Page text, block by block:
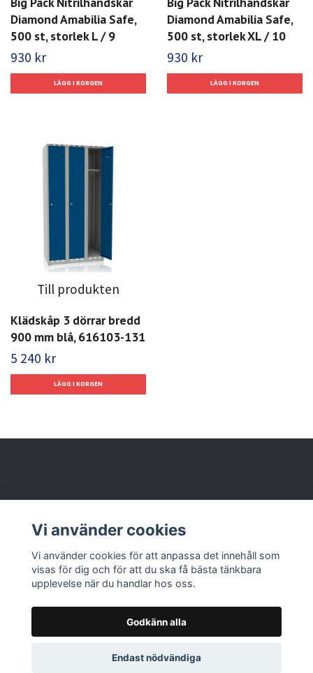
Diamond Amabilia Safe,
500 st, storlek L / 9
930 kr
Diamond Amabilia Safe,
500 st, storlek XL / 10
930 kr
Till produkten
Klädskåp 3 dörrar bredd
900 mm blå, 616103-131
5 240 kr
Läs mer
© 2026 Nolbox AB
Vi använder cookies
Vi använder cookies för att anpassa det innehåll som
visas för dig och för att du ska få bästa tänkbara
upplevelse när du handlar hos oss.
Godkänn alla
Endast nödvändiga